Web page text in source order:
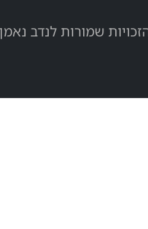
שמורות לנדב נאמן